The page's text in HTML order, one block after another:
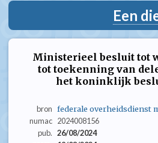
Een
Ministerieel besluit tot
tot toekenning van
het koninklijk
bron federale overheidsdienst
numac 2024008156
pub. 26/08/2024